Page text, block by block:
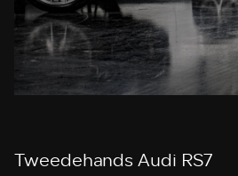
Contact
Tweedehands Audi RS7